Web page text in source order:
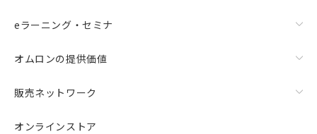
eラーニング・セミナ
オムロンの提供価値
販売ネットワーク
オンラインストア